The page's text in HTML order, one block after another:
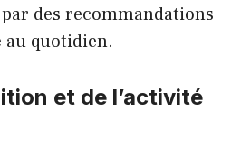
des recommandations
au quotidien.
et de l’activité